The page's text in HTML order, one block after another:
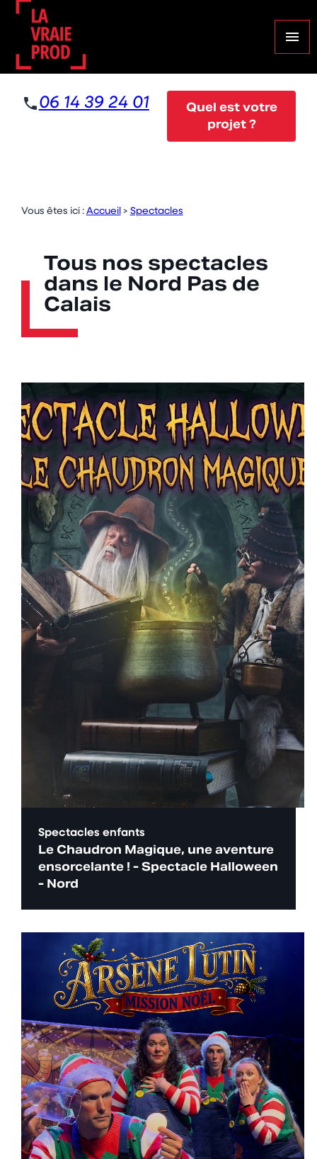
menu
06 14 39 24 01
Quel est votre
projet ?
Vous êtes ici : Accueil> Spectacles
Tous nos spectacles
dans le Nord Pas de
Calais
Spectacles enfants
Le Chaudron Magique, une aventure
ensorcelante ! - Spectacle Halloween
- Nord
Panneau de gestion des cookies